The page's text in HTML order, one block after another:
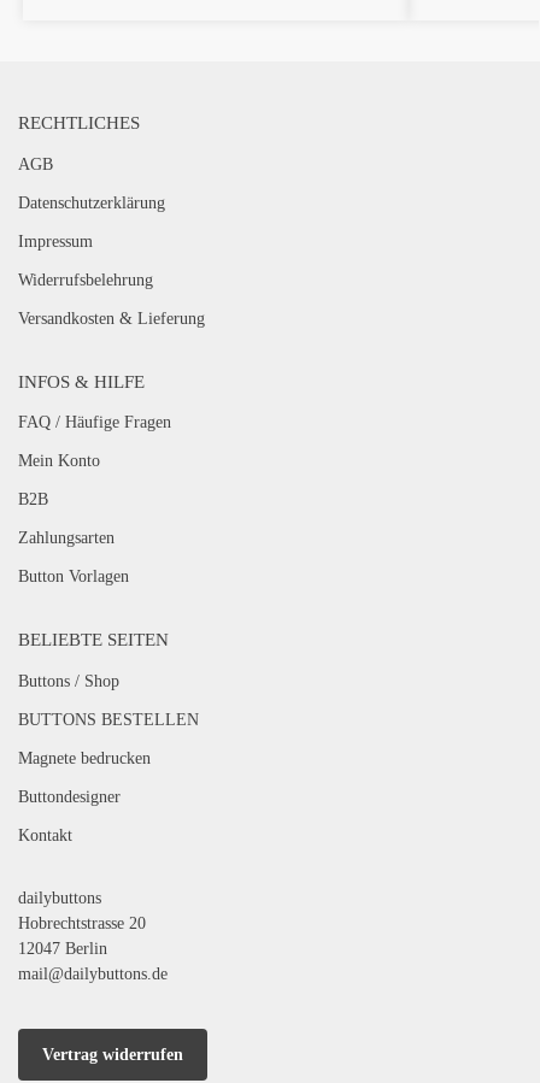
RECHTLICHES
AGB
Datenschutzerklärung
Impressum
Widerrufsbelehrung
Versandkosten & Lieferung
INFOS & HILFE
FAQ / Häufige Fragen
Mein Konto
B2B
Zahlungsarten
Button Vorlagen
BELIEBTE SEITEN
Buttons / Shop
BUTTONS BESTELLEN
Magnete bedrucken
Buttondesigner
Kontakt
dailybuttons
Hobrechtstrasse 20
12047 Berlin
mail@dailybuttons.de
Vertrag widerrufen